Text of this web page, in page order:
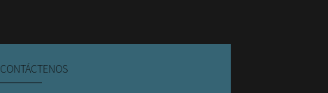
CONTÁCTENOS